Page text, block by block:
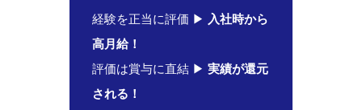
経験を正当に評価 ▶ 入社時から
高月給！
評価は賞与に直結 ▶ 実績が還元
される！